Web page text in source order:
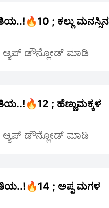
; ಕಲ್ಲು ಮನಸ್ಸಿನ
ಆ್ಯಪ್ ಡೌನ್ಲೋಡ್ ಮಾಡಿ
; ಹೆಣ್ಣುಮಕ್ಕಳ
ಆ್ಯಪ್ ಡೌನ್ಲೋಡ್ ಮಾಡಿ
; ಅಪ್ಪ ಮಗಳ